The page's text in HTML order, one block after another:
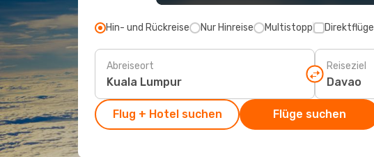
Hin- und Rückreise Nur Hinreise Multistopp Direktflüge
Abreiseort Reiseziel
Flug + Hotel suchen Flüge suchen